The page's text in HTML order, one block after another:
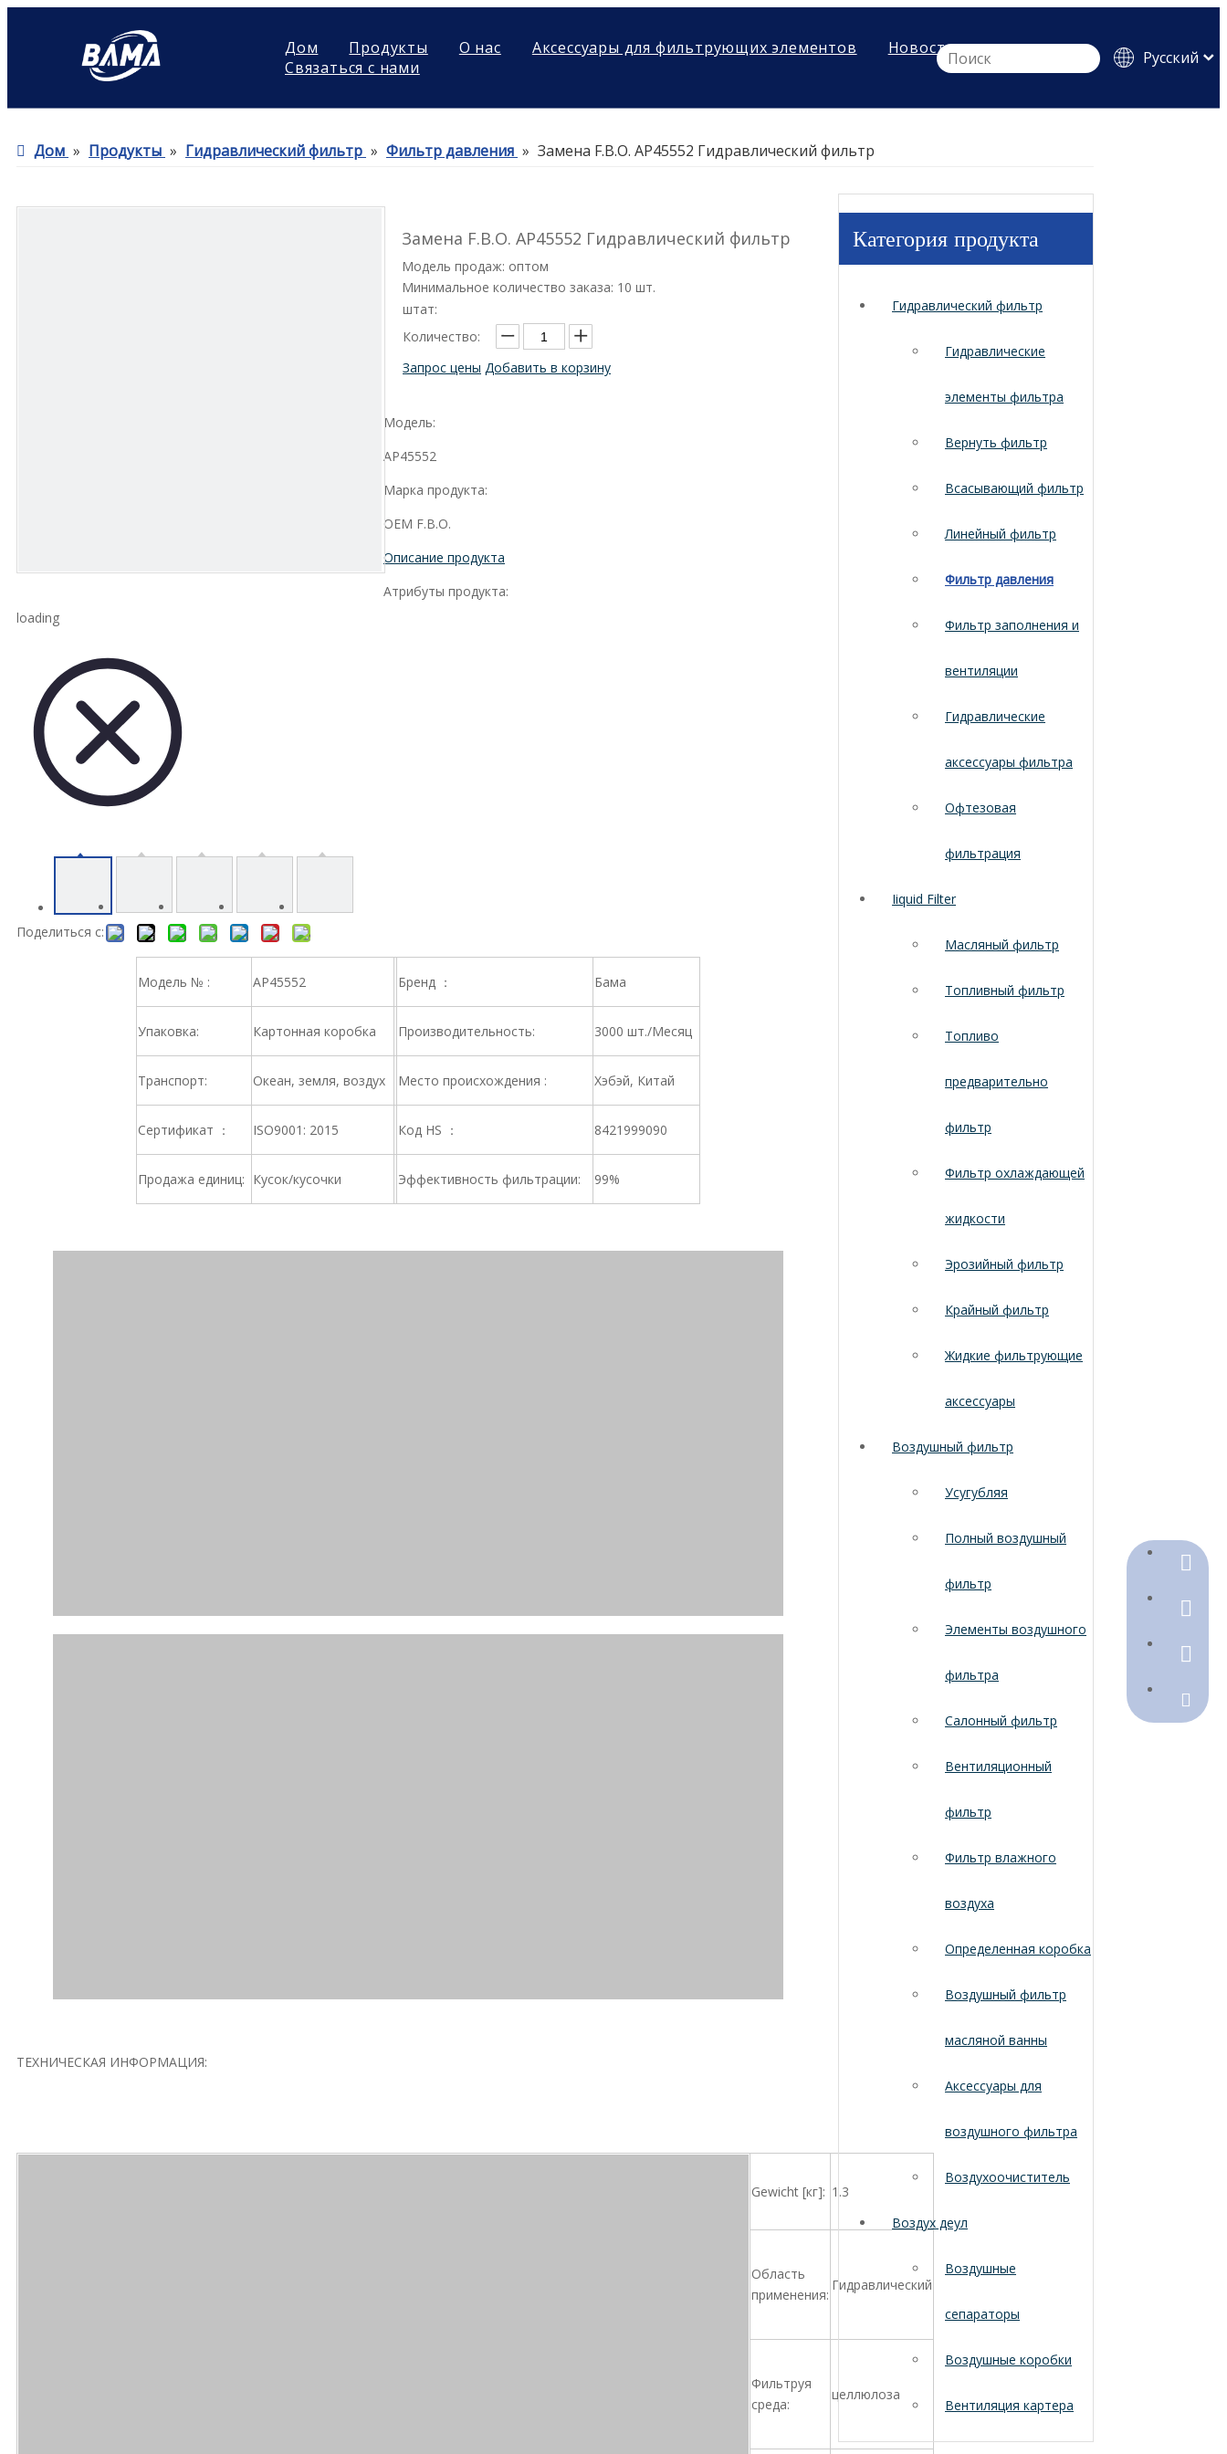
Дом Продукты О нас Аксессуары для фильтрующих элементов
Новости
Связаться с нами
Pусский
Дом » Продукты » Гидравлический фильтр » Фильтр давления » Замена F.B.O. AP45552 Гидравлический фильтр
loading
Поделиться с:
Замена F.B.O. AP45552 Гидравлический фильтр
Модель продаж: оптом
Минимальное количество заказа: 10 шт.
штат:
Количество:
Запрос цены Добавить в корзину
Модель:
AP45552
Марка продукта:
OEM F.B.O.
Описание продукта
Атрибуты продукта:
Модель № : AP45552 Бренд ： Бама
Упаковка: Картонная коробка Производительность: 3000 шт./Месяц
Транспорт: Океан, земля, воздух Место происхождения : Хэбэй, Китай
Сертификат ： ISO9001: 2015 Код HS ： 8421999090
Продажа единиц: Кусок/кусочки Эффективность фильтрации: 99%
ТЕХНИЧЕСКАЯ ИНФОРМАЦИЯ:
Gewicht [кг]: 1.3
Область
применения:
Гидравлический
Фильтруя
среда:
целлюлоза
Категория продукта
Гидравлический фильтр
Гидравлические
элементы фильтра
Вернуть фильтр
Всасывающий фильтр
Линейный фильтр
Фильтр давления
Фильтр заполнения и
вентиляции
Гидравлические
аксессуары фильтра
Офтезовая
фильтрация
Iiquid Filter
Масляный фильтр
Топливный фильтр
Топливо
предварительно
фильтр
Фильтр охлаждающей
жидкости
Эрозийный фильтр
Крайный фильтр
Жидкие фильтрующие
аксессуары
Воздушный фильтр
Усугубляя
Полный воздушный
фильтр
Элементы воздушного
фильтра
Салонный фильтр
Вентиляционный
фильтр
Фильтр влажного
воздуха
Определенная коробка
Воздушный фильтр
масляной ванны
Аксессуары для
воздушного фильтра
Воздухоочиститель
Воздух деул
Воздушные
сепараторы
Воздушные коробки
Вентиляция картера
+86-